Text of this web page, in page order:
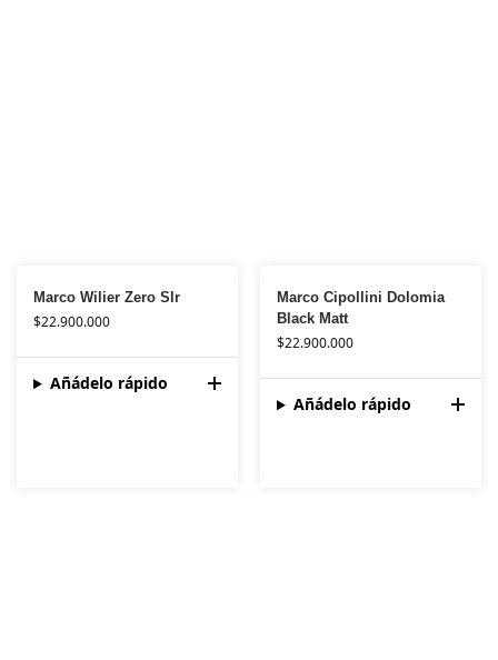
Marco Wilier Zero Slr
$22.900.000
Añádelo rápido
Marco Cipollini Dolomia
Black Matt
$22.900.000
Añádelo rápido